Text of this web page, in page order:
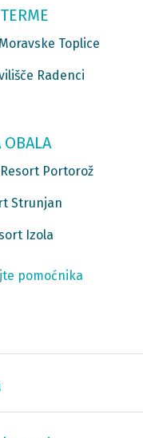
Toplice
Radenci
OBALA
Portorož
Strunjan
Izola
pomoćnika